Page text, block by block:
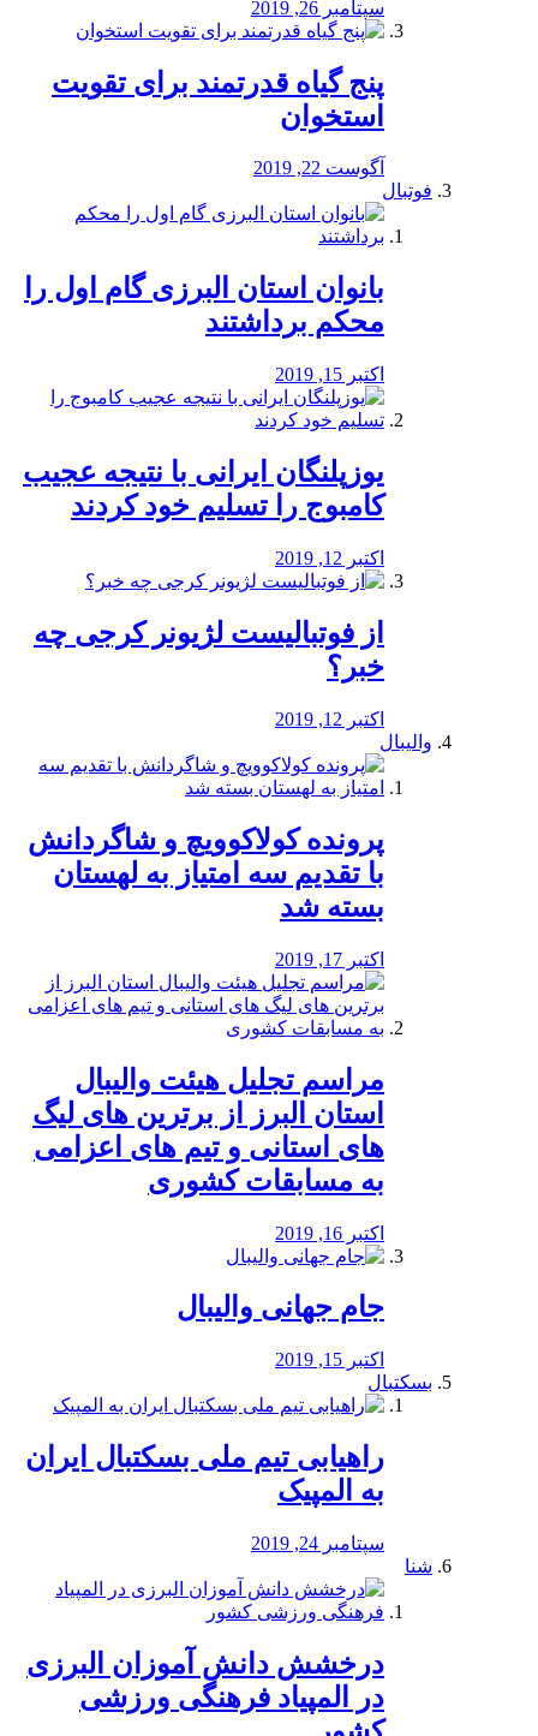
سپتامبر 26, 2019
پنج گیاه قدرتمند برای تقویت
استخوان
آگوست 22, 2019
فوتبال
بانوان استان البرزی گام اول را
محكم برداشتند
اکتبر 15, 2019
یوزپلنگان ایرانی با نتیجه عجیب
کامبوج را تسلیم خود کردند
اکتبر 12, 2019
از فوتبالیست لژیونر کرجی چه
خبر؟
اکتبر 12, 2019
والیبال
پرونده کولاکوویچ و شاگردانش
با تقدیم سه امتیاز به لهستان
بسته شد
اکتبر 17, 2019
مراسم تجلیل هیئت والیبال
استان البرز از برترین های لیگ
های استانی و تیم های اعزامی
به مسابقات کشوری
اکتبر 16, 2019
جام جهانی والیبال
اکتبر 15, 2019
بسکتبال
راهیابی تیم ملی بسکتبال ایران
به المپیک
سپتامبر 24, 2019
شنا
درخشش دانش آموزان البرزی
در المپیاد فرهنگی ورزشی